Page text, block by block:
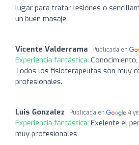
lugar para tratar lesiones o
un buen masaje.
Vicente Valderrama Publicada en
Experiencia fantástica:
Todos los fisioterapeutas son muy
profesionales.
Luis Gonzalez Publicada en 4
Experiencia fantástica: Exelente el
muy profesionales